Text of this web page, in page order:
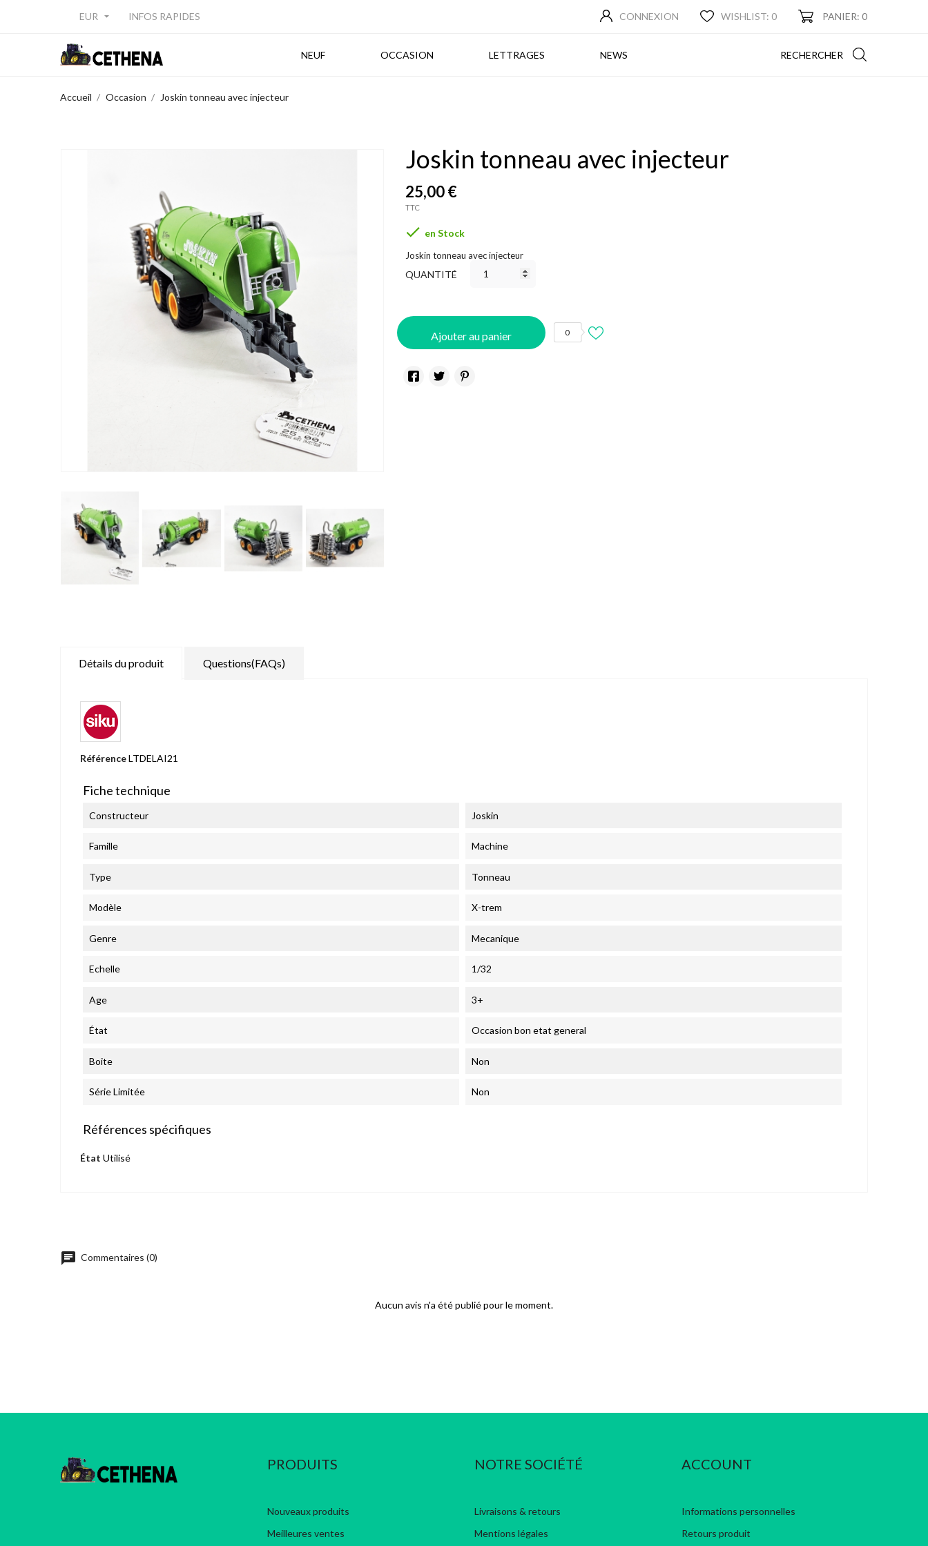
EUR  INFOS RAPIDES CONNEXION WISHLIST: 0 PANIER: 0
NEUF OCCASION LETTRAGES NEWS RECHERCHER
Accueil Occasion Joskin tonneau avec injecteur
Joskin tonneau avec injecteur
25,00 €
TTC
 en Stock
Joskin tonneau avec injecteur
QUANTITÉ
Ajouter au panier 0
Détails du produit Questions(FAQs)
RéférenceLTDELAI21
Fiche technique
Constructeur Joskin
Famille Machine
Type Tonneau
Modèle X-trem
Genre Mecanique
Echelle 1/32
Age 3+
État Occasion bon etat general
Boite Non
Série Limitée Non
Références spécifiques
État Utilisé
chat Commentaires (0)
Aucun avis n'a été publié pour le moment.
PRODUITS
Nouveaux produits
Meilleures ventes
NOTRE SOCIÉTÉ
Livraisons & retours
Mentions légales
ACCOUNT
Informations personnelles
Retours produit